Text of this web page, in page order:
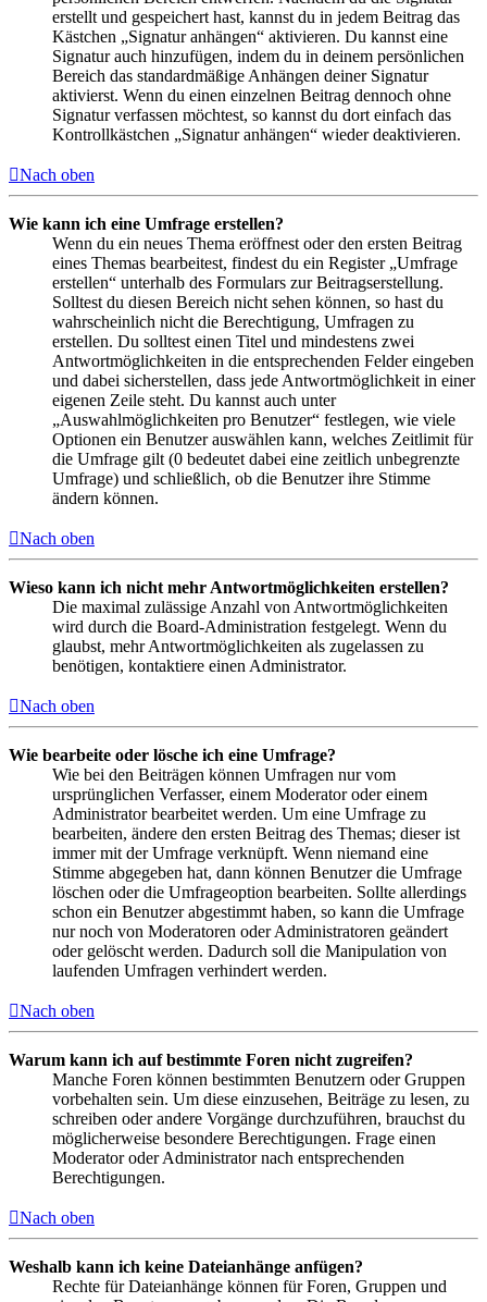
erstellt und gespeichert hast, kannst du in jedem Beitrag das
Kästchen „Signatur anhängen“ aktivieren. Du kannst eine
Signatur auch hinzufügen, indem du in deinem persönlichen
Bereich das standardmäßige Anhängen deiner Signatur
aktivierst. Wenn du einen einzelnen Beitrag dennoch ohne
Signatur verfassen möchtest, so kannst du dort einfach das
Kontrollkästchen „Signatur anhängen“ wieder deaktivieren.
Nach oben
Wie kann ich eine Umfrage erstellen?
Wenn du ein neues Thema eröffnest oder den ersten Beitrag
eines Themas bearbeitest, findest du ein Register „Umfrage
erstellen“ unterhalb des Formulars zur Beitragserstellung.
Solltest du diesen Bereich nicht sehen können, so hast du
wahrscheinlich nicht die Berechtigung, Umfragen zu
erstellen. Du solltest einen Titel und mindestens zwei
Antwortmöglichkeiten in die entsprechenden Felder eingeben
und dabei sicherstellen, dass jede Antwortmöglichkeit in einer
eigenen Zeile steht. Du kannst auch unter
„Auswahlmöglichkeiten pro Benutzer“ festlegen, wie viele
Optionen ein Benutzer auswählen kann, welches Zeitlimit für
die Umfrage gilt (0 bedeutet dabei eine zeitlich unbegrenzte
Umfrage) und schließlich, ob die Benutzer ihre Stimme
ändern können.
Nach oben
Wieso kann ich nicht mehr Antwortmöglichkeiten erstellen?
Die maximal zulässige Anzahl von Antwortmöglichkeiten
wird durch die Board-Administration festgelegt. Wenn du
glaubst, mehr Antwortmöglichkeiten als zugelassen zu
benötigen, kontaktiere einen Administrator.
Nach oben
Wie bearbeite oder lösche ich eine Umfrage?
Wie bei den Beiträgen können Umfragen nur vom
ursprünglichen Verfasser, einem Moderator oder einem
Administrator bearbeitet werden. Um eine Umfrage zu
bearbeiten, ändere den ersten Beitrag des Themas; dieser ist
immer mit der Umfrage verknüpft. Wenn niemand eine
Stimme abgegeben hat, dann können Benutzer die Umfrage
löschen oder die Umfrageoption bearbeiten. Sollte allerdings
schon ein Benutzer abgestimmt haben, so kann die Umfrage
nur noch von Moderatoren oder Administratoren geändert
oder gelöscht werden. Dadurch soll die Manipulation von
laufenden Umfragen verhindert werden.
Nach oben
Warum kann ich auf bestimmte Foren nicht zugreifen?
Manche Foren können bestimmten Benutzern oder Gruppen
vorbehalten sein. Um diese einzusehen, Beiträge zu lesen, zu
schreiben oder andere Vorgänge durchzuführen, brauchst du
möglicherweise besondere Berechtigungen. Frage einen
Moderator oder Administrator nach entsprechenden
Berechtigungen.
Nach oben
Weshalb kann ich keine Dateianhänge anfügen?
Rechte für Dateianhänge können für Foren, Gruppen und